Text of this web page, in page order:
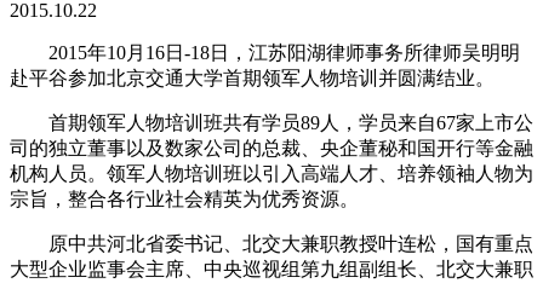
2015.10.22
2015年10月16日-18日，江苏阳湖律师事务所律师吴明明
赴平谷参加北京交通大学首期领军人物培训并圆满结业。
首期领军人物培训班共有学员89人，学员来自67家上市公
司的独立董事以及数家公司的总裁、央企董秘和国开行等金融
机构人员。领军人物培训班以引入高端人才、培养领袖人物为
宗旨，整合各行业社会精英为优秀资源。
原中共河北省委书记、北交大兼职教授叶连松，国有重点
大型企业监事会主席、中央巡视组第九组副组长、北交大兼职